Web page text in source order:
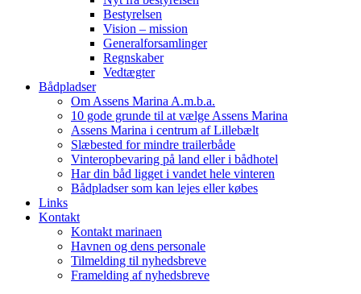
Bestyrelsen
Vision – mission
Generalforsamlinger
Regnskaber
Vedtægter
Bådpladser
Om Assens Marina A.m.b.a.
10 gode grunde til at vælge Assens Marina
Assens Marina i centrum af Lillebælt
Slæbested for mindre trailerbåde
Vinteropbevaring på land eller i bådhotel
Har din båd ligget i vandet hele vinteren
Bådpladser som kan lejes eller købes
Links
Kontakt
Kontakt marinaen
Havnen og dens personale
Tilmelding til nyhedsbreve
Framelding af nyhedsbreve